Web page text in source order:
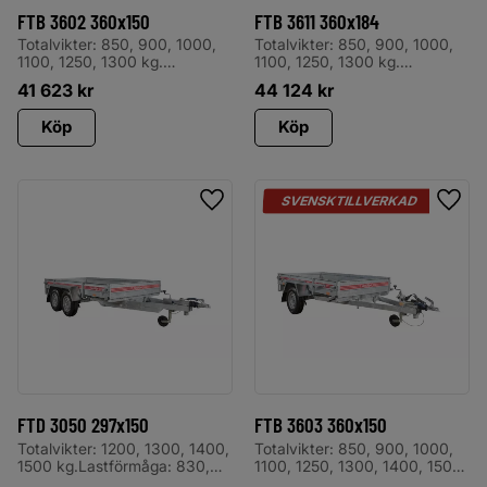
FTB 3602 360x150
Totalvikter: 850, 900, 1000,
1100, 1250, 1300 kg.
785, 935, 985 kg. Levereras
med odämpad tipp,
spiralkabel, stödhjul, invändiga
surrningsöglor CE-märkta,
41 623 kr
Köp
FTB 3611 360x184
Totalvikter: 850, 900, 1000,
1100, 1250, 1300 kg.
630730, 880, 930 kg.
Levereras med odämpad tipp,
spiralkabel, stödhjul, invändiga
surrningsöglor CE-märkta,
med avbärare
44 124 kr
Köp
FTD 3050 297x150
Totalvikter: 1200, 1300, 1400,
1500 kg.Lastförmåga: 830,
Lägg till i favoriter
FTB 3603 360x150
Totalvikter: 850, 900, 1000,
1100, 1250, 1300, 1400, 1500
SVENSKTILLVERKAD